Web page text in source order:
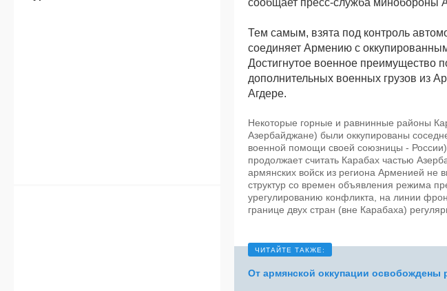
Тем самым, взята под контроль
соединяет Армению с
Достигнутое военное преимущество
дополнительных военных грузов из
Агдере.
Некоторые горные и равнинные районы
Азербайджане) были оккупированы
военной помощи своей союзницы -
продолжает считать Карабах частью
армянских войск из региона Арменией
структур со времен объявления режима
урегулированию конфликта, на линии
границе двух стран (вне Карабаха)
От армянской оккупации освобождены